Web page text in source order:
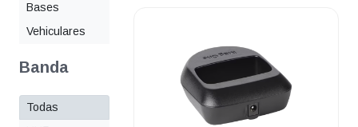
Bases
Vehiculares
Banda
Todas